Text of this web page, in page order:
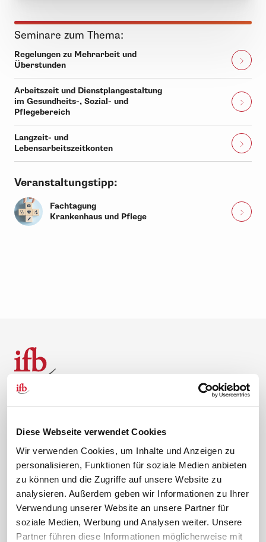
Diese Webseite verwendet Cookies
Wir verwenden Cookies, um Inhalte und Anzeigen zu
personalisieren, Funktionen für soziale Medien anbieten
zu können und die Zugriffe auf unsere Website zu
analysieren. Außerdem geben wir Informationen zu Ihrer
Verwendung unserer Website an unsere Partner für
soziale Medien, Werbung und Analysen weiter. Unsere
Partner führen diese Informationen möglicherweise mit
Seminare zum Thema:
Regelungen zu Mehrarbeit und
Überstunden
Arbeitszeit und Dienstplangestaltung
im Gesundheits-, Sozial- und
Pflegebereich
Langzeit- und
Lebensarbeitszeitkonten
Veranstaltungstipp:
Fachtagung
Krankenhaus und Pflege
Unternehmen
Leitbild
Compliance Richtlinien
Gute Gründe für das ifb
Karriere
Hilfe & Kontakt
0 88 41 / 61 12 – 20
service@ifb.de
Übersicht Beratung
Schulungsberatung
Inhouseberatung